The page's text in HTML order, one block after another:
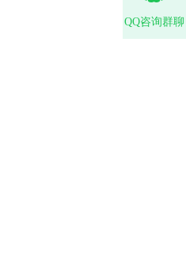
QQ咨询群聊